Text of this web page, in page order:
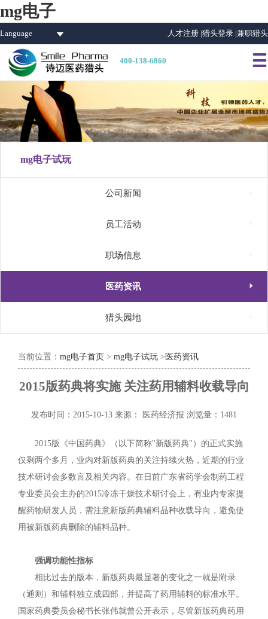
mg电子
Language 人才注册 |猎头登录 |兼职猎头
400-138-6860 
mg电子试玩
公司新闻
员工活动
职场信息
医药资讯 
猎头园地
当前位置： mg电子首页 > mg电子试玩 > 医药资讯
2015版药典将实施 关注药用辅料收载导向
发布时间：2015-10-13 来源： 医药经济报 浏览量：1481
2015版《中国药典》（以下简称"新版药典"）的正式实施
仅剩两个多月，业内对新版药典的关注持续火热，近期的行业
技术研讨会多数言及相关内容。在日前广东省药学会制药工程
专业委员会主办的2015冷冻干燥技术研讨会上，有业内专家提
醒药物研发人员，需注意新版药典辅料品种收载导向，避免使
用被新版药典删除的辅料品种。
强调功能性指标
相比过去的版本，新版药典最显著的变化之一就是附录
（通则）和辅料独立成四部，并提高了药用辅料的标准水平。
国家药典委员会秘书长张伟就曾公开表示，尽管新版药典药用